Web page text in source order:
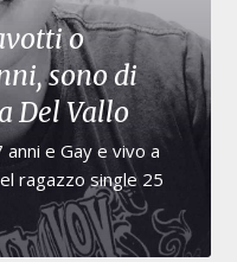
o
sono di
Del Vallo
e Gay e vivo a
ragazzo single 25